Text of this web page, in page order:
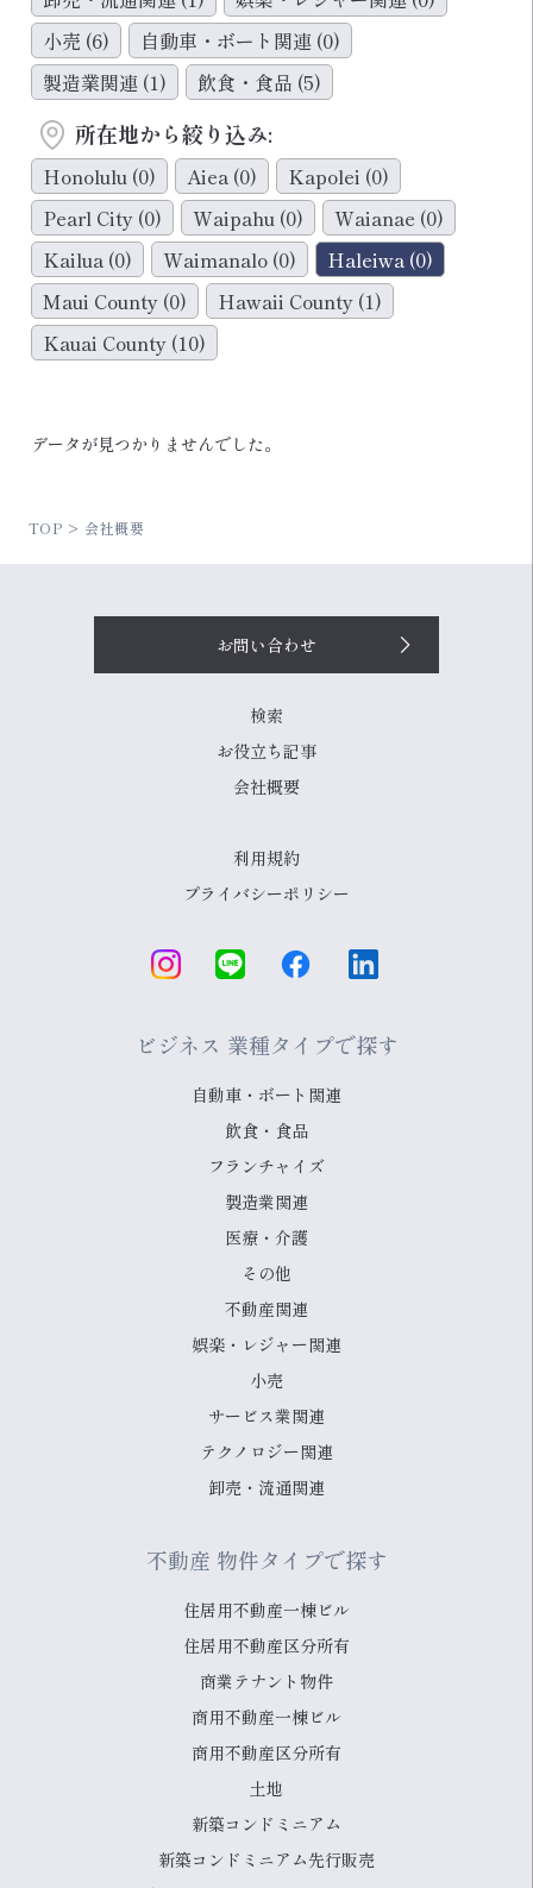
小売 (6) 自動車・ボート関連 (0)
製造業関連 (1) 飲食・食品 (5)
所在地から絞り込み:
Honolulu (0) Aiea (0) Kapolei (0)
Pearl City (0) Waipahu (0) Waianae (0)
Kailua (0) Waimanalo (0) Haleiwa (0)
Maui County (0) Hawaii County (1)
Kauai County (10)
データが見つかりませんでした。
TOP 会社概要
お問い合わせ
検索
お役立ち記事
会社概要
利用規約
プライバシーポリシー
不動産 物件タイプで探す
住居用不動産一棟ビル
住居用不動産区分所有
商業テナント物件
商用不動産一棟ビル
商用不動産区分所有
土地
新築コンドミニアム
新築コンドミニアム先行販売
ビジネス 業種タイプで探す
自動車・ボート関連
飲食・食品
フランチャイズ
製造業関連
医療・介護
その他
不動産関連
娯楽・レジャー関連
小売
サービス業関連
テクノロジー関連
卸売・流通関連